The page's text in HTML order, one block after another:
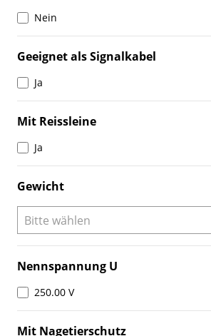
Nein
Geeignet als Signalkabel
Ja
Mit Reissleine
Ja
Gewicht
Nennspannung U
250.00 V
Mit Nagetierschutz